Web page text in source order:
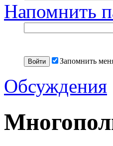
Напомнить
Запомнить
Обсуждения